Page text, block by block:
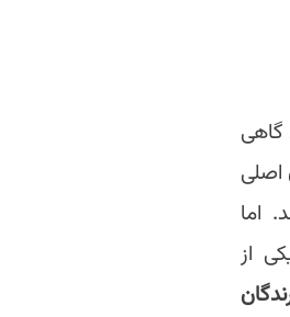
گاهی
اما
از